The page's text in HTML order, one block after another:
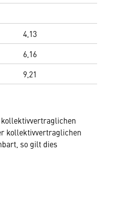
4,13
6,16
9,21
kollektivvertraglichen
so gilt dies